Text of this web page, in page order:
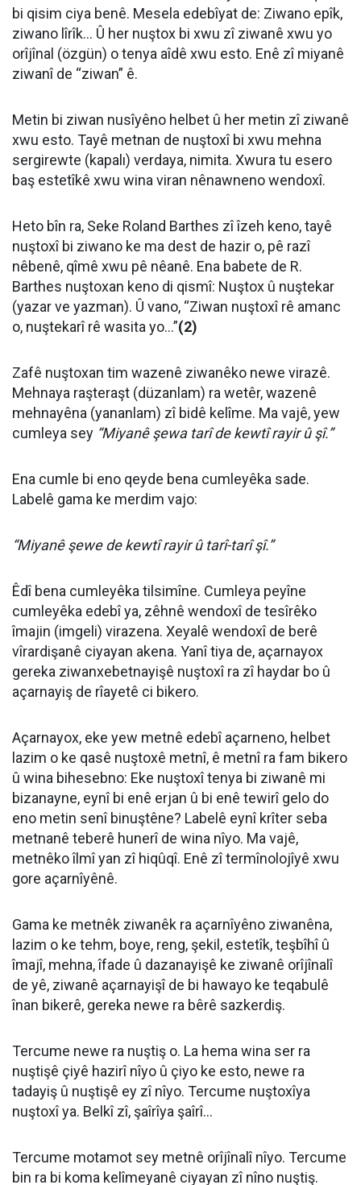
bi qisim ciya benê. Mesela edebîyat de: Ziwano epîk,
ziwano lîrîk... Û her nuştox bi xwu zî ziwanê xwu yo
orîjînal (özgün) o tenya aîdê xwu esto. Enê zî miyanê
ziwanî de “ziwan” ê.
Metin bi ziwan nusîyêno helbet û her metin zî ziwanê
xwu esto. Tayê metnan de nuştoxî bi xwu mehna
sergirewte (kapalı) verdaya, nimita. Xwura tu esero
baş estetîkê xwu wina viran nênawneno wendoxî.
Heto bîn ra, Seke Roland Barthes zî îzeh keno, tayê
nuştoxî bi ziwano ke ma dest de hazir o, pê razî
nêbenê, qîmê xwu pê nêanê. Ena babete de R.
Barthes nuştoxan keno di qismî: Nuştox û nuştekar
(yazar ve yazman). Û vano, “Ziwan nuştoxî rê amanc
o, nuştekarî rê wasita yo...”(2)
Zafê nuştoxan tim wazenê ziwanêko newe virazê.
Mehnaya raşteraşt (düzanlam) ra wetêr, wazenê
mehnayêna (yananlam) zî bidê kelîme. Ma vajê, yew
cumleya sey “Miyanê şewa tarî de kewtî rayir û şî.”
Ena cumle bi eno qeyde bena cumleyêka sade.
Labelê gama ke merdim vajo:
“Miyanê şewe de kewtî rayir û tarî-tarî şî.”
Êdî bena cumleyêka tilsimîne. Cumleya peyîne
cumleyêka edebî ya, zêhnê wendoxî de tesîrêko
îmajin (imgeli) virazena. Xeyalê wendoxî de berê
vîrardişanê ciyayan akena. Yanî tiya de, açarnayox
gereka ziwanxebetnayişê nuştoxî ra zî haydar bo û
açarnayiş de rîayetê ci bikero.
Açarnayox, eke yew metnê edebî açarneno, helbet
lazim o ke qasê nuştoxê metnî, ê metnî ra fam bikero
û wina bihesebno: Eke nuştoxî tenya bi ziwanê mi
bizanayne, eynî bi enê erjan û bi enê tewirî gelo do
eno metin senî binuştêne? Labelê eynî krîter seba
metnanê teberê hunerî de wina nîyo. Ma vajê,
metnêko îlmî yan zî hiqûqî. Enê zî termînolojîyê xwu
gore açarnîyênê.
Gama ke metnêk ziwanêk ra açarnîyêno ziwanêna,
lazim o ke tehm, boye, reng, şekil, estetîk, teşbîhî û
îmajî, mehna, îfade û dazanayişê ke ziwanê orîjînalî
de yê, ziwanê açarnayişî de bi hawayo ke teqabulê
înan bikerê, gereka newe ra bêrê sazkerdiş.
Tercume newe ra nuştiş o. La hema wina ser ra
nuştişê çiyê hazirî nîyo û çiyo ke esto, newe ra
tadayiş û nuştişê ey zî nîyo. Tercume nuştoxîya
nuştoxî ya. Belkî zî, şaîrîya şaîrî...
Tercume motamot sey metnê orîjînalî nîyo. Tercume
bin ra bi koma kelîmeyanê ciyayan zî nîno nuştiş.